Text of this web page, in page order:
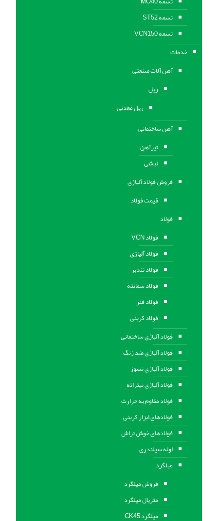
تسمه ST52
تسمه VCN150
خدمات
آهن آلات صنعتی
ریل
ریل معدنی
آهن ساختمانی
تیرآهن
نبشی
فروش فولاد آلیاژی
قیمت فولاد
فولاد
فولاد VCN
فولاد آلیاژی
فولاد تندبر
فولاد سمانته
فولاد فنر
فولاد کربنی
فولاد آلیاژی ساختمانی
فولاد آلیاژی ضد زنگ
فولاد آلیاژی نسوز
فولاد آلیاژی نیتراته
فولاد مقاوم به حرارت
فولادهای ابزار کربنی
فولادهای خوش تراش
لوله سیلندری
میلگرد
فروش میلگرد
متریال میلگرد
میلگرد CK45